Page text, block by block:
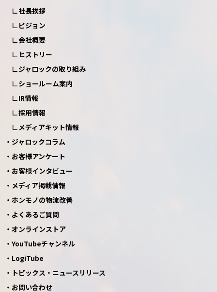
社長挨拶
ビジョン
会社概要
ヒストリー
ジャロックの取り組み
ショールーム案内
IR情報
採用情報
メディアキット情報
ジャロックコラム
お客様アンケート
お客様インタビュー
メディア掲載情報
ホンモノの物流改善
よくあるご質問
オンラインストア
YouTubeチャンネル
LogiTube
トピックス・ニュースリリース
お問い合わせ